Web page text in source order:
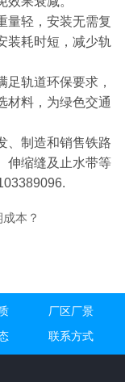
轻，安装无需复
装耗时短，减少轨
轨道环保要求，
材料，为绿色交通
制造和销售铁路
伸缩缝及止水带等
本？
厂区厂景
联系方式